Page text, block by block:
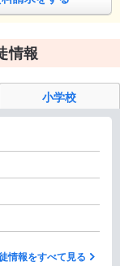
情報
小学校
情報をすべて見る